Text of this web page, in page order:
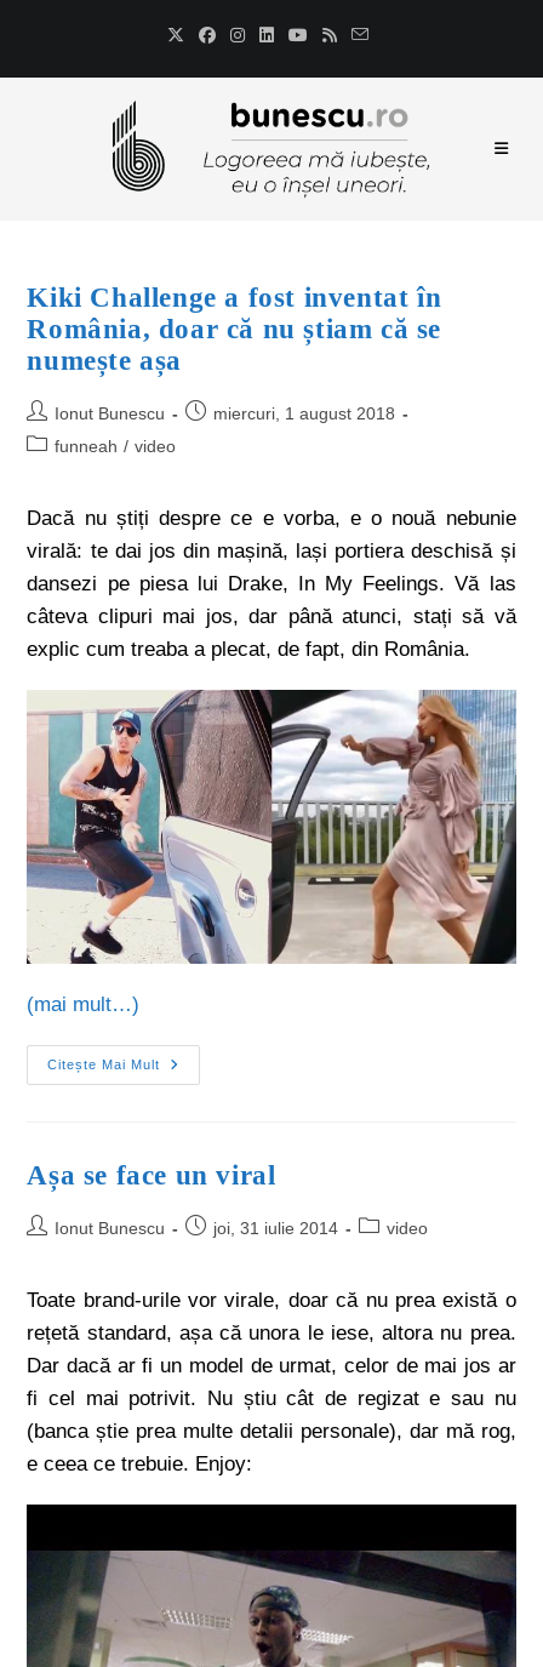
Kiki Challenge a fost inventat în
România, doar că nu știam că se
numește așa
Ionut Bunescu
miercuri, 1 august 2018
funneah / video
Dacă nu știți despre ce e vorba, e o nouă nebunie
virală: te dai jos din mașină, lași portiera deschisă și
dansezi pe piesa lui Drake, In My Feelings. Vă las
câteva clipuri mai jos, dar până atunci, stați să vă
explic cum treaba a plecat, de fapt, din România.
(mai mult…)
Citește Mai Mult
Așa se face un viral
Ionut Bunescu joi, 31 iulie 2014 video
Toate brand-urile vor virale, doar că nu prea există o
rețetă standard, așa că unora le iese, altora nu prea.
Dar dacă ar fi un model de urmat, celor de mai jos ar
fi cel mai potrivit. Nu știu cât de regizat e sau nu
(banca știe prea multe detalii personale), dar mă rog,
e ceea ce trebuie. Enjoy: